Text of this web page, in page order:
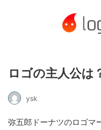
ロゴの主人公は
ysk
弥五郎ドーナツのロゴマ